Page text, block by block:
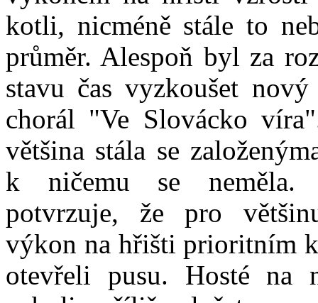
kotli, nicméně stále to
průměr. Alespoň byl za
stavu čas vyzkoušet
chorál "Ve Slovácko
většina stála se
k ničemu se neměla.
potvrzuje, že pro
výkon na hřišti prioritním
otevřeli pusu. Hosté na